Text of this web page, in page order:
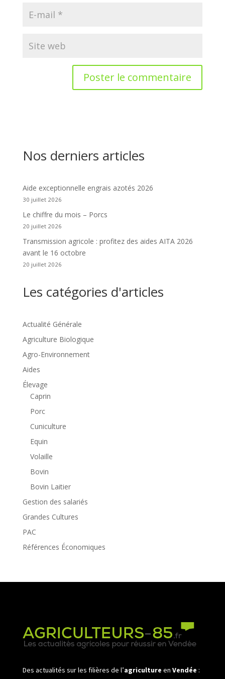
Nos derniers articles
Aide exceptionnelle engrais azotés 2026
30 juillet 2026
Le chiffre du mois – Porcs
20 juillet 2026
Transmission agricole : profitez des aides AITA 2026
avant le 16 octobre
20 juillet 2026
Les catégories d'articles
Actualité Générale
Agriculture Biologique
Agro-Environnement
Aides
Élevage
Caprin
Porc
Cuniculture
Equin
Volaille
Bovin
Bovin Laitier
Gestion des salariés
Grandes Cultures
PAC
Références Économiques
Des actualités sur les filières de l’agriculture en Vendée :